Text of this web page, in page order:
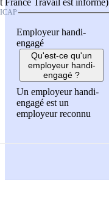
France Travail est informé)
Employeur handi-
engagé
Qu'est-ce qu'un
employeur handi-
engagé ?
Un employeur handi-
engagé est un
employeur reconnu